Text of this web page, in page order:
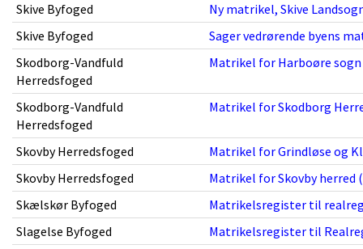
Skive Byfoged
Ny matrikel, Skive
Skive Byfoged
Sager vedrørende byens
Skodborg-Vandfuld
Herredsfoged
Matrikel for Harboøre sogn
Skodborg-Vandfuld
Herredsfoged
Matrikel for Skodborg
Skovby Herredsfoged
Matrikel for Grindløse og
Skovby Herredsfoged
Matrikel for Skovby herred
Skælskør Byfoged
Matrikelsregister til
Slagelse Byfoged
Matrikelsregister til